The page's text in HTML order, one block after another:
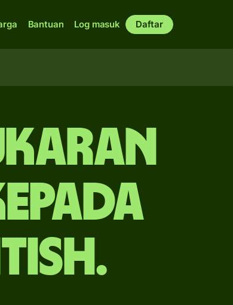
Bantuan Log masuk Daftar